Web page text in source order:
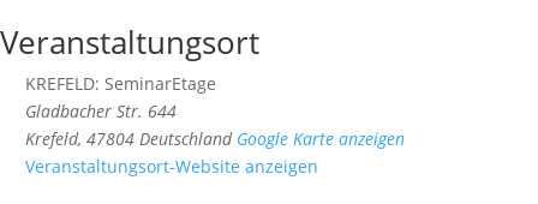
Veranstaltungsort
KREFELD: SeminarEtage
Gladbacher Str. 644
Krefeld, 47804 Deutschland Google Karte anzeigen
Veranstaltungsort-Website anzeigen